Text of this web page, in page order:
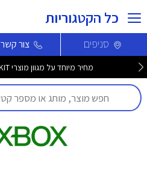
כל הקטגוריות
סניפים צור קשר
מחיר מיוחד על מגוון מוצרי PETKIT לחברי מועדון >>